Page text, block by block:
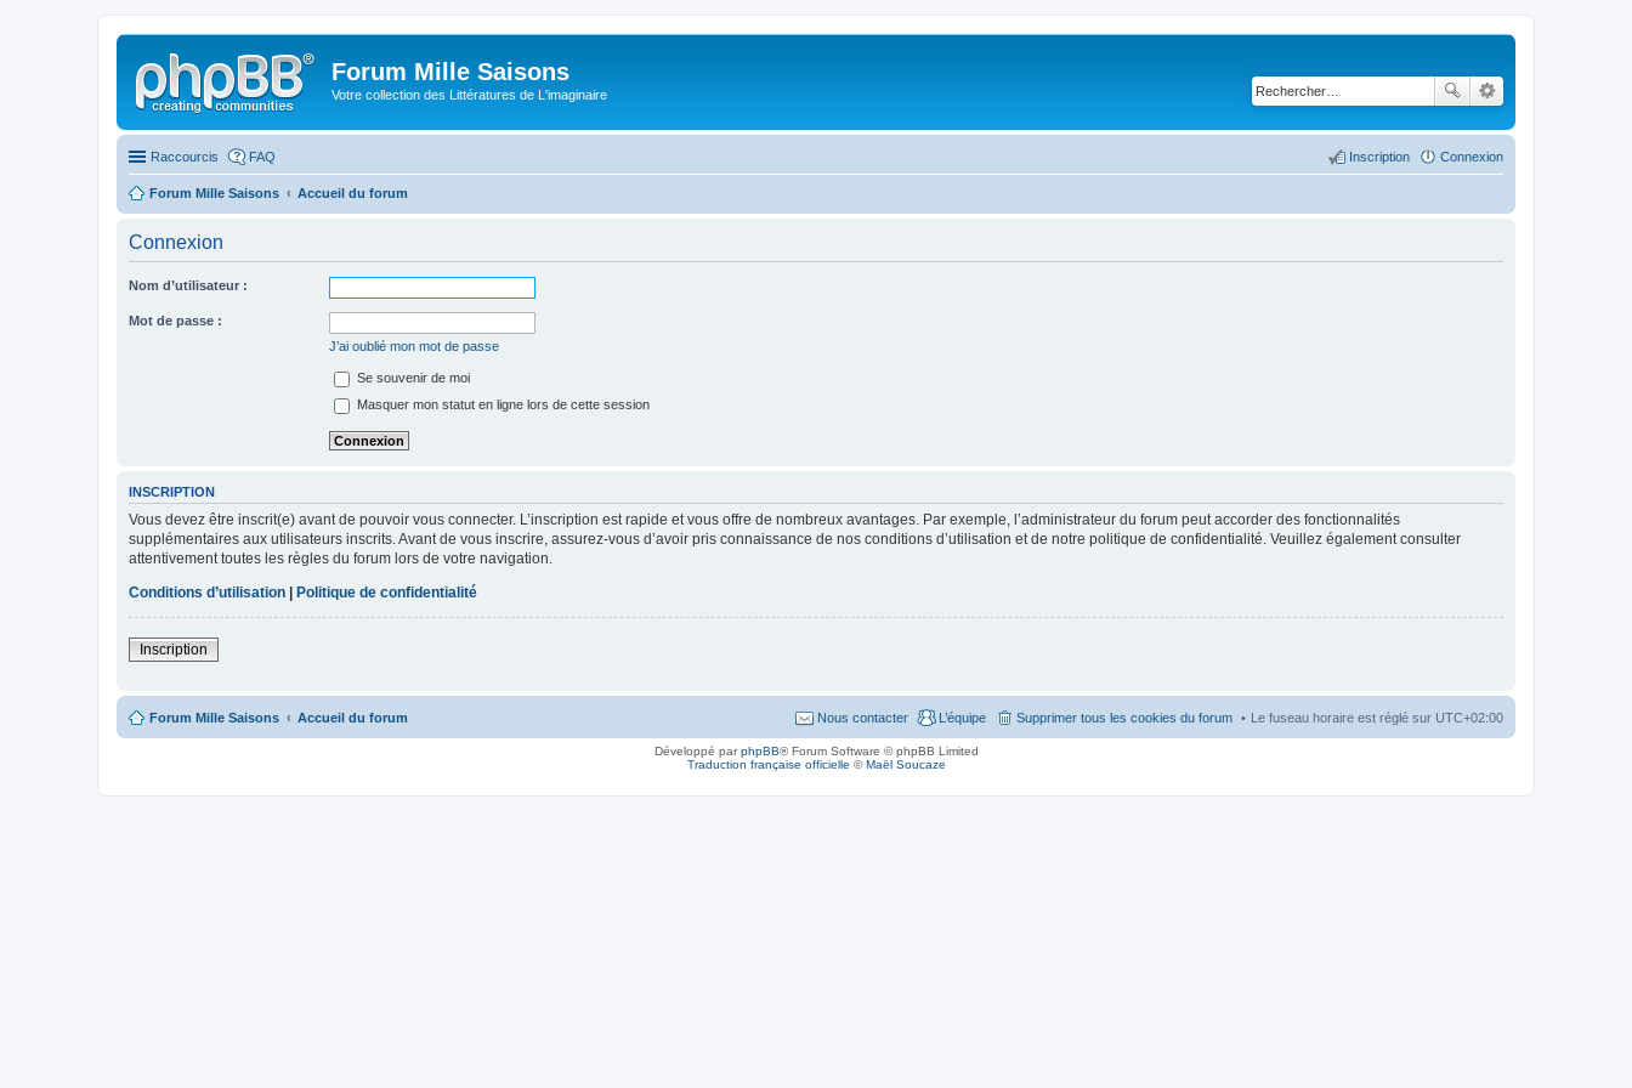
Forum Mille Saisons
Votre collection des Littératures de L'imaginaire
Raccourcis FAQ Connexion
Inscription
Forum Mille Saisons Accueil du forum
Connexion
Nom d’utilisateur :
Mot de passe :
J’ai oublié mon mot de passe
Se souvenir de moi
Masquer mon statut en ligne lors de cette session
INSCRIPTION
Vous devez être inscrit(e) avant de pouvoir vous connecter. L’inscription est rapide et vous offre de nombreux avantages. Par exemple, l’administrateur du forum peut accorder des fonctionnalités
supplémentaires aux utilisateurs inscrits. Avant de vous inscrire, assurez-vous d’avoir pris connaissance de nos conditions d’utilisation et de notre politique de confidentialité. Veuillez également consulter
attentivement toutes les règles du forum lors de votre navigation.
Conditions d’utilisation
Politique de confidentialité
Inscription
Forum Mille Saisons Accueil du forum Le fuseau horaire est réglé sur UTC+02:00
Supprimer tous les cookies du forum
L’équipe
Nous contacter
Développé parphpBB® Forum Software © phpBB Limited
Traduction française officielle ©Maël Soucaze